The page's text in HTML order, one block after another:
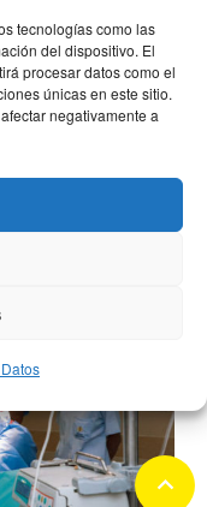
tecnologías como las
del dispositivo. El
procesar datos como el
únicas en este sitio.
negativamente a
en el
keyboard_arrow_up